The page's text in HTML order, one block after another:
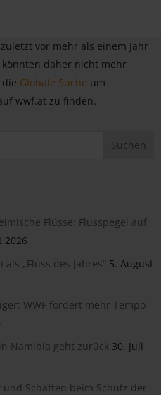
vor mehr als einem Jahr
daher nicht mehr
Globale Suche um
wwf.at zu finden.
Flüsse: Flusspegel auf
2026
„Fluss des Jahres“ 5. August
WWF fordert mehr Tempo
Namibia geht zurück 30. Juli
und Schatten beim Schutz der